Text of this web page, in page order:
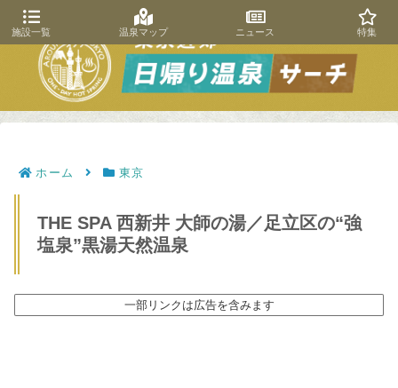
ホーム 東京
THE SPA 西新井 大師の湯／足立区の“強
塩泉”黒湯天然温泉
一部リンクは広告を含みます
施設一覧 温泉マップ ニュース 特集